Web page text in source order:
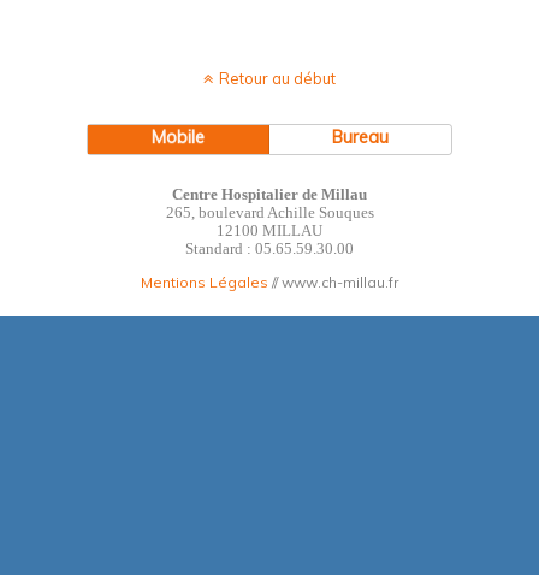
Retour au début
Mobile Bureau
Centre Hospitalier de Millau
265, boulevard Achille Souques
12100 MILLAU
Standard : 05.65.59.30.00
Mentions Légales // www.ch-millau.fr